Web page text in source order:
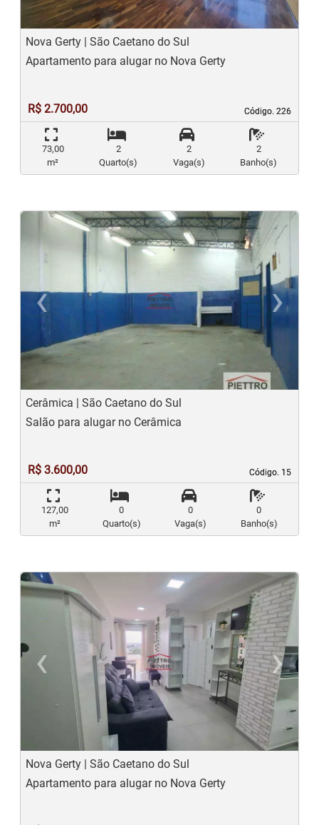
Nova Gerty | São Caetano do Sul
Código. 226
Código. 226
Apartamento para alugar no Nova Gerty
R$ 2.700,00
73,00
m²
2
Quarto(s)
2
Vaga(s)
2
Banho(s)
‹
Previous
›
Cerâmica | São Caetano do Sul
Código. 15
Código. 15
Salão para alugar no Cerâmica
R$ 3.600,00
127,00
m²
0
Quarto(s)
0
Vaga(s)
0
Banho(s)
‹
Previous
›
Nova Gerty | São Caetano do Sul
Apartamento para alugar no Nova Gerty